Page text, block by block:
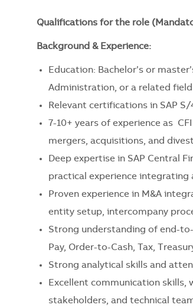
Qualifications for the role
Background & Experience:
Education: Bachelor’s or
Administration, or a related
Relevant certifications in SAP
7-10+ years of experience as
mergers, acquisitions, and
Deep expertise in SAP Central
practical experience integrating
Proven experience in M&A
entity setup, intercompany
Strong understanding of end-
Pay, Order-to-Cash, Tax,
Strong analytical skills and
Excellent communication
stakeholders, and technical